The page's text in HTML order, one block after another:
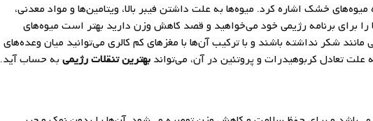
خشک اشاره کرد. میوه‌ها به علت داشتن فیبر بالا، ویتامین‌ها و مواد معدنی،
را برای برنامه رژیمی خود می‌خواهید و قصد کاهش وزن دارید بهتر است میوه‌های
شکر نداشته باشند و با ترکیب آن‌ها با مغزهای کم کالری می‌توانید میان وعده‌های
علت تعادل کربوهیدرات و پروتئین در آن، می‌تواند بهترین تنقلات رژیمیبه حساب آید.